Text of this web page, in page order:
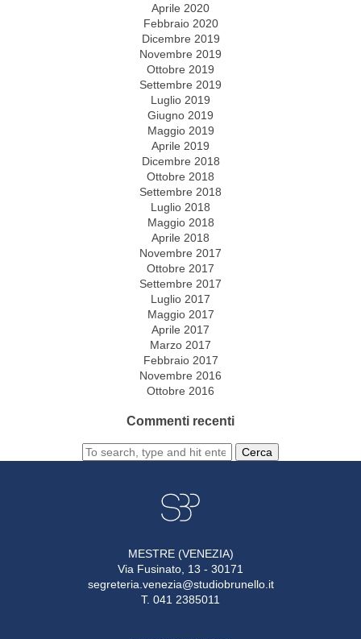
Aprile 2020
Febbraio 2020
Dicembre 2019
Novembre 2019
Ottobre 2019
Settembre 2019
Luglio 2019
Giugno 2019
Maggio 2019
Aprile 2019
Dicembre 2018
Ottobre 2018
Settembre 2018
Luglio 2018
Maggio 2018
Aprile 2018
Novembre 2017
Ottobre 2017
Settembre 2017
Luglio 2017
Maggio 2017
Aprile 2017
Marzo 2017
Febbraio 2017
Novembre 2016
Ottobre 2016
Commenti recenti
Cerca
MESTRE (VENEZIA)
Via Fusinato, 13 - 30171
segreteria.venezia@studiobrunello.it
T. 041 2385011